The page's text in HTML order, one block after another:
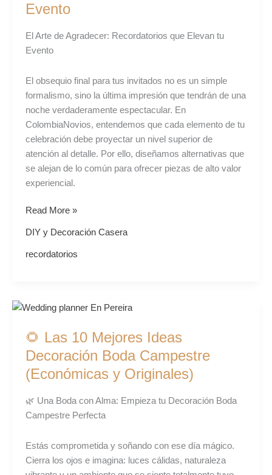
Evento
El Arte de Agradecer: Recordatorios que Elevan tu
Evento
El obsequio final para tus invitados no es un simple
formalismo, sino la última impresión que tendrán de una
noche verdaderamente espectacular. En
ColombiaNovios, entendemos que cada elemento de tu
celebración debe proyectar un nivel superior de
atención al detalle. Por ello, diseñamos alternativas que
se alejan de lo común para ofrecer piezas de alto valor
experiencial.
que
Read More »
DIY y Decoración Casera
recordatorios
🌻 Las 10 Mejores Ideas
Decoración Boda Campestre
(Económicas y Originales)
🌿 Una Boda con Alma: Empieza tu Decoración Boda
Campestre Perfecta
Estás comprometida y soñando con ese día mágico.
Cierra los ojos e imagina: luces cálidas, naturaleza
🌻
10
Mejores
Decoración
Campestre
(Económicas
Originales)